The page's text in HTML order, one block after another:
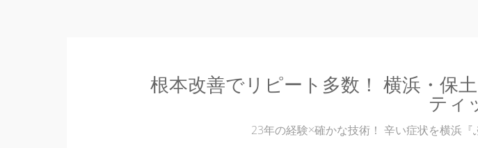
コ根本改善でリピート多数！ 横浜・保
ティ
23年の経験×確かな技術！ 辛い症状を横浜